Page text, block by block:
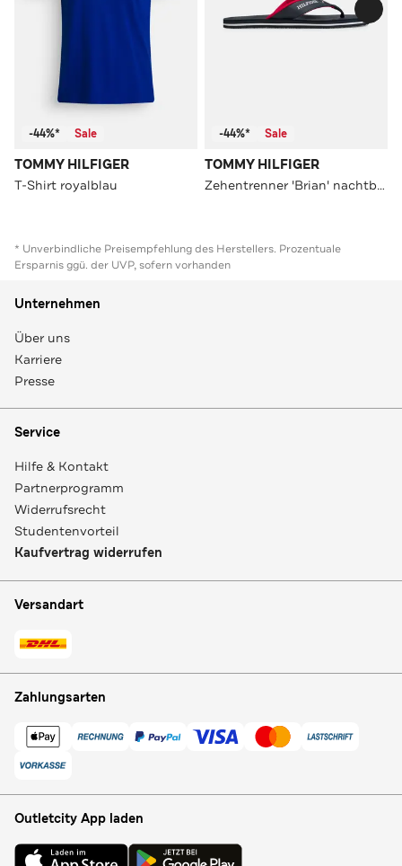
-44%* Sale
TOMMY HILFIGER
T-Shirt royalblau
-44%* Sale
TOMMY HILFIGER
Zehentrenner 'Brian' nachtblau
* Unverbindliche Preisempfehlung des Herstellers. Prozentuale
Ersparnis ggü. der UVP, sofern vorhanden
Unternehmen
Über uns
Karriere
Presse
Service
Hilfe & Kontakt
Partnerprogramm
Widerrufsrecht
Studentenvorteil
Kaufvertrag widerrufen
Versandart
Zahlungsarten
Outletcity App laden